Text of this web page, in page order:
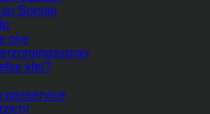
Borstiq
olie
klei?
passervice